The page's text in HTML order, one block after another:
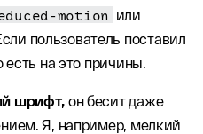
motion или
пользователь поставил
на это причины.
шрифт, он бесит даже
Я, например, мелкий